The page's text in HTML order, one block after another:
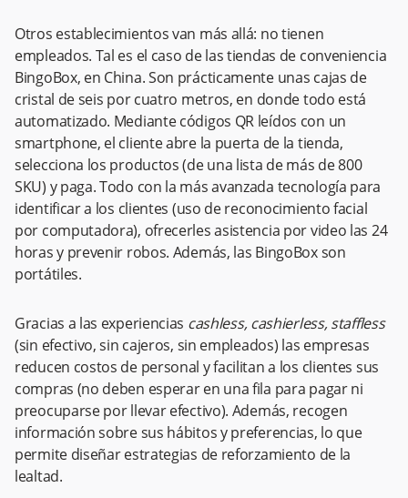
Otros establecimientos van más allá: no tienen
empleados. Tal es el caso de las tiendas de conveniencia
BingoBox, en China. Son prácticamente unas cajas de
cristal de seis por cuatro metros, en donde todo está
automatizado. Mediante códigos QR leídos con un
smartphone, el cliente abre la puerta de la tienda,
selecciona los productos (de una lista de más de 800
SKU) y paga. Todo con la más avanzada tecnología para
identificar a los clientes (uso de reconocimiento facial
por computadora), ofrecerles asistencia por video las 24
horas y prevenir robos. Además, las BingoBox son
portátiles.
Gracias a las experiencias cashless, cashierless, staffless
(sin efectivo, sin cajeros, sin empleados) las empresas
reducen costos de personal y facilitan a los clientes sus
compras (no deben esperar en una fila para pagar ni
preocuparse por llevar efectivo). Además, recogen
información sobre sus hábitos y preferencias, lo que
permite diseñar estrategias de reforzamiento de la
lealtad.